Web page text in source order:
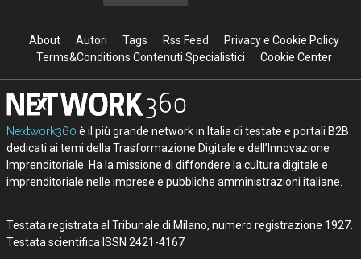
About Autori Tags Rss Feed
Privacy e Cookie Policy
Terms&Conditions Contenuti Specialistici
Cookie Center
Nextwork360 è il più grande network in Italia di testate e portali B2B
dedicati ai temi della Trasformazione Digitale e dell’Innovazione
Imprenditoriale. Ha la missione di diffondere la cultura digitale e
imprenditoriale nelle imprese e pubbliche amministrazioni italiane.
Testata registrata al Tribunale di Milano, numero registrazione 1927.
Testata scientifica ISSN 2421-4167